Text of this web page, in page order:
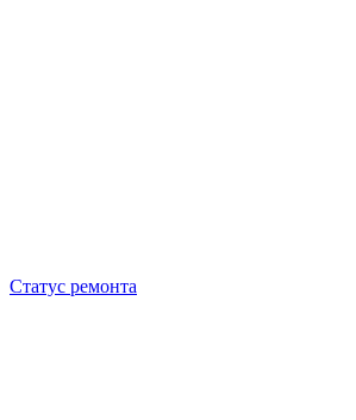
Статус ремонта